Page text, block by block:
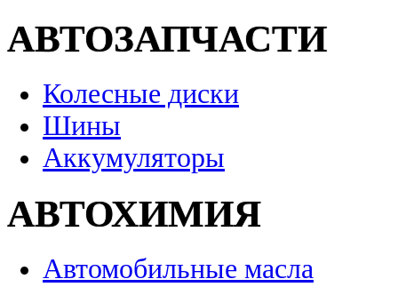
АВТОЗАПЧАСТИ
Колесные диски
Шины
Аккумуляторы
АВТОХИМИЯ
Автомобильные масла